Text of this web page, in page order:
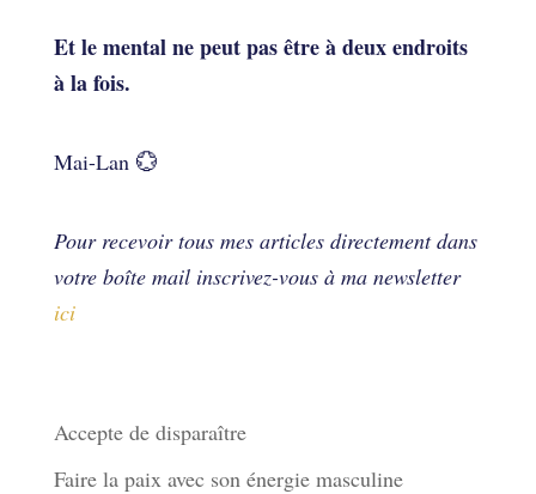
Et le mental ne peut pas être à deux endroits
à la fois.
Mai-Lan 💮
Pour recevoir tous mes articles directement dans
votre boîte mail inscrivez-vous à ma newsletter
ici
Accepte de disparaître
Faire la paix avec son énergie masculine